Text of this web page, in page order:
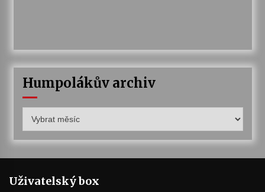
Humpolákův archiv
archiv
Uživatelský box